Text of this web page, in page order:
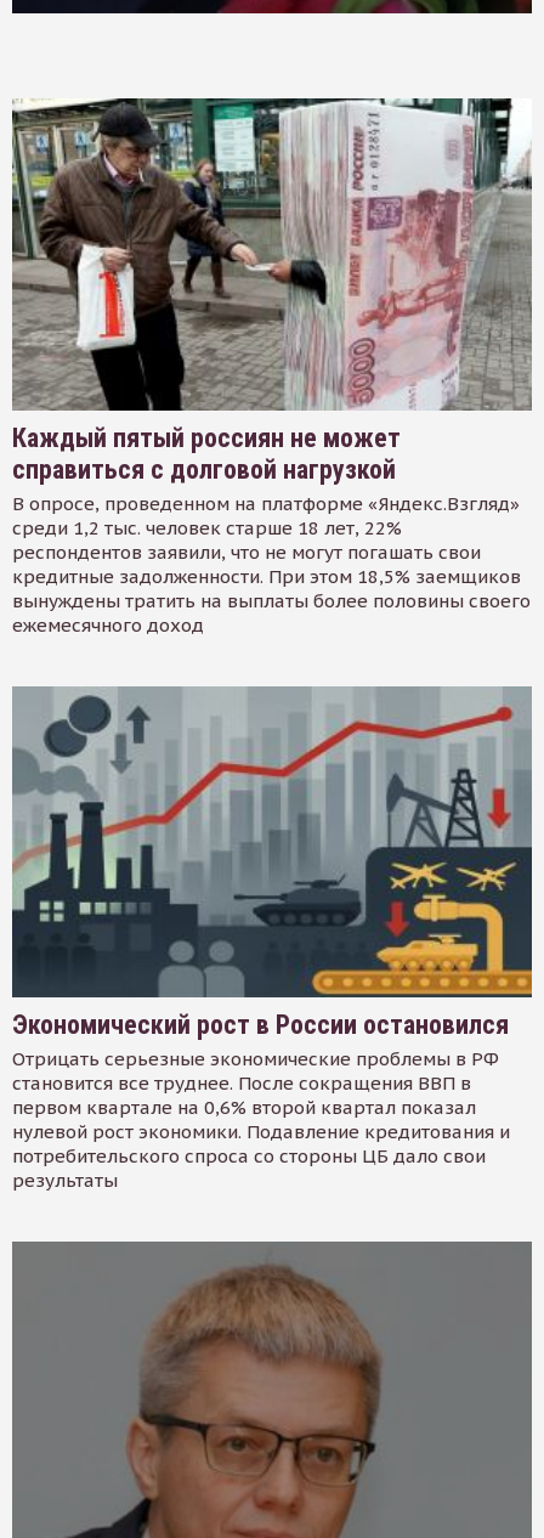
Каждый пятый россиян не может
справиться с долговой нагрузкой
В опросе, проведенном на платформе «Яндекс.Взгляд»
среди 1,2 тыс. человек старше 18 лет, 22%
респондентов заявили, что не могут погашать свои
кредитные задолженности. При этом 18,5% заемщиков
вынуждены тратить на выплаты более половины своего
ежемесячного доход
Экономический рост в России остановился
Отрицать серьезные экономические проблемы в РФ
становится все труднее. После сокращения ВВП в
первом квартале на 0,6% второй квартал показал
нулевой рост экономики. Подавление кредитования и
потребительского спроса со стороны ЦБ дало свои
результаты